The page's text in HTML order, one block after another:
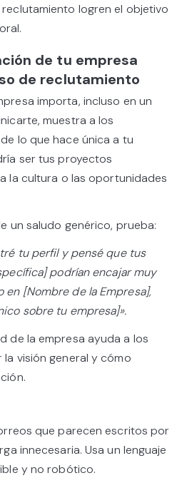
logren el objetivo
de tu empresa
de reclutamiento
importa, incluso en un
muestra a los
lo que hace única a tu
ser tus proyectos
la cultura o las oportunidades
un saludo genérico, prueba:
tu perfil y pensé que tus
podrían encajar muy
[Nombre de la Empresa],
sobre tu empresa]».
de la empresa ayuda a los
visión general y cómo
que parecen escritos por
innecesaria. Usa un lenguaje
y no robótico.